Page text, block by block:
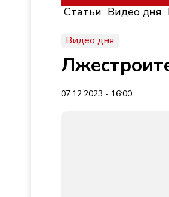
Статьи Видео дня
Видео дня
07.12.2023 - 16:00